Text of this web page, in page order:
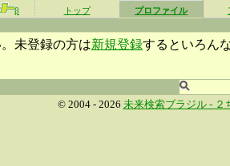
β トップ プロファイル
未登録の方は新規登録するといろん
© 2004 - 2026 未来検索ブラジル - ２